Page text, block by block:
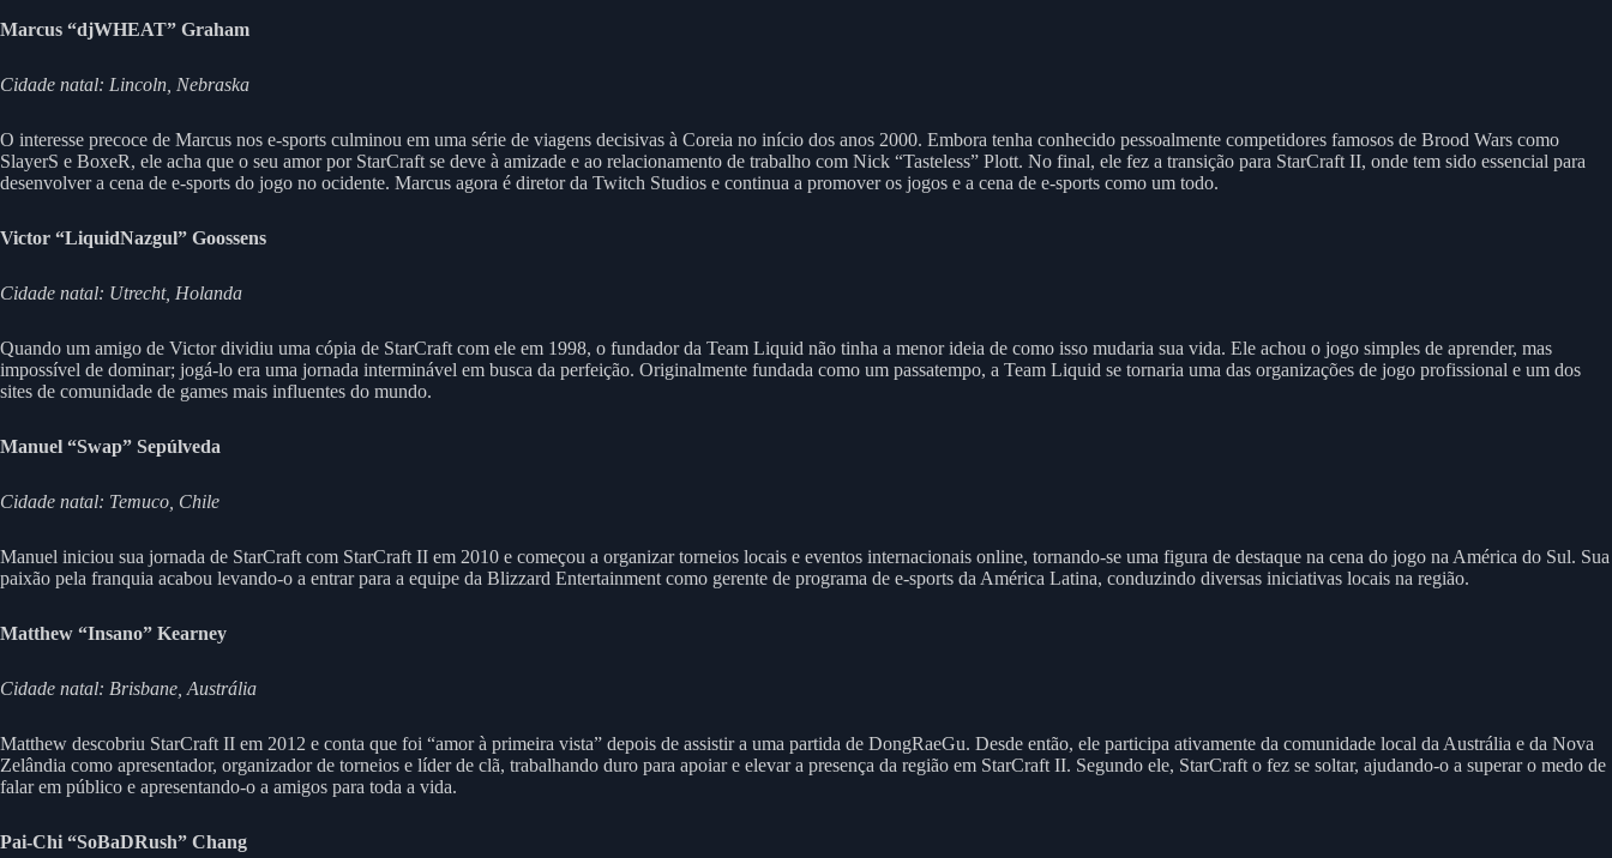
Marcus “djWHEAT” Graham
Cidade natal: Lincoln, Nebraska
O interesse precoce de Marcus nos e-sports culminou em uma série de viagens decisivas à Coreia no início dos anos 2000. Embora tenha conhecido pessoalmente competidores famosos de Brood Wars como
SlayerS e BoxeR, ele acha que o seu amor por StarCraft se deve à amizade e ao relacionamento de trabalho com Nick “Tasteless” Plott. No final, ele fez a transição para StarCraft II, onde tem sido essencial para
desenvolver a cena de e-sports do jogo no ocidente. Marcus agora é diretor da Twitch Studios e continua a promover os jogos e a cena de e-sports como um todo.
Victor “LiquidNazgul” Goossens
Cidade natal: Utrecht, Holanda
Quando um amigo de Victor dividiu uma cópia de StarCraft com ele em 1998, o fundador da Team Liquid não tinha a menor ideia de como isso mudaria sua vida. Ele achou o jogo simples de aprender, mas
impossível de dominar; jogá-lo era uma jornada interminável em busca da perfeição. Originalmente fundada como um passatempo, a Team Liquid se tornaria uma das organizações de jogo profissional e um dos
sites de comunidade de games mais influentes do mundo.
Manuel “Swap” Sepúlveda
Cidade natal: Temuco, Chile
Manuel iniciou sua jornada de StarCraft com StarCraft II em 2010 e começou a organizar torneios locais e eventos internacionais online, tornando-se uma figura de destaque na cena do jogo na América do Sul. Sua
paixão pela franquia acabou levando-o a entrar para a equipe da Blizzard Entertainment como gerente de programa de e-sports da América Latina, conduzindo diversas iniciativas locais na região.
Matthew “Insano” Kearney
Cidade natal: Brisbane, Austrália
Matthew descobriu StarCraft II em 2012 e conta que foi “amor à primeira vista” depois de assistir a uma partida de DongRaeGu. Desde então, ele participa ativamente da comunidade local da Austrália e da Nova
Zelândia como apresentador, organizador de torneios e líder de clã, trabalhando duro para apoiar e elevar a presença da região em StarCraft II. Segundo ele, StarCraft o fez se soltar, ajudando-o a superar o medo de
falar em público e apresentando-o a amigos para toda a vida.
Pai-Chi “SoBaDRush” Chang